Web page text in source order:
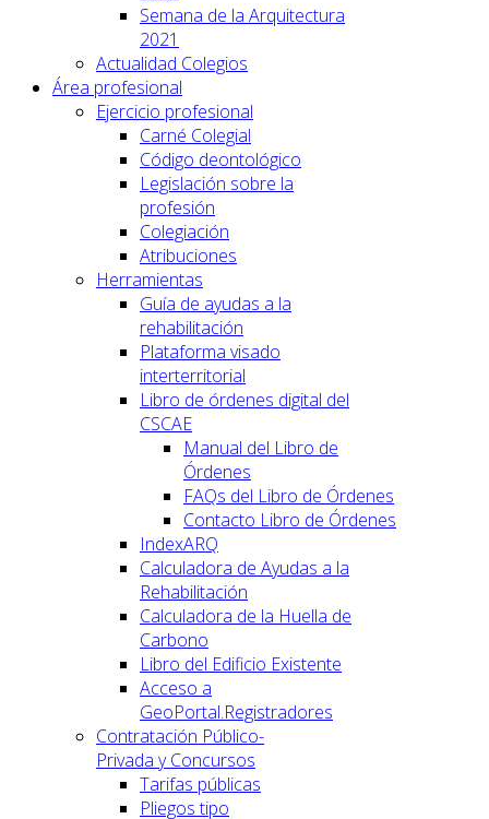
Semana de la Arquitectura
2021
Actualidad Colegios
Área profesional
Ejercicio profesional
Carné Colegial
Código deontológico
Legislación sobre la
profesión
Colegiación
Atribuciones
Herramientas
Guía de ayudas a la
rehabilitación
Plataforma visado
interterritorial
Libro de órdenes digital del
CSCAE
Manual del Libro de
Órdenes
FAQs del Libro de Órdenes
Contacto Libro de Órdenes
IndexARQ
Calculadora de Ayudas a la
Rehabilitación
Calculadora de la Huella de
Carbono
Libro del Edificio Existente
Acceso a
GeoPortal.Registradores
Contratación Público-
Privada y Concursos
Tarifas públicas
Pliegos tipo